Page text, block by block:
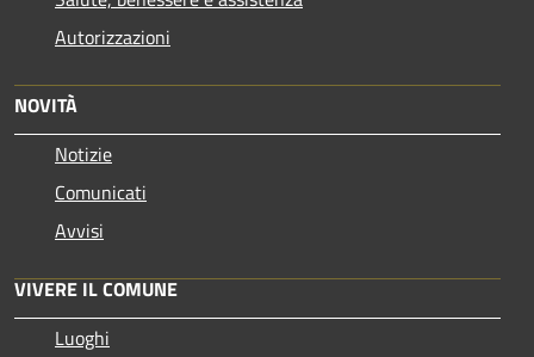
Autorizzazioni
NOVITÀ
Notizie
Comunicati
Avvisi
VIVERE IL COMUNE
Luoghi